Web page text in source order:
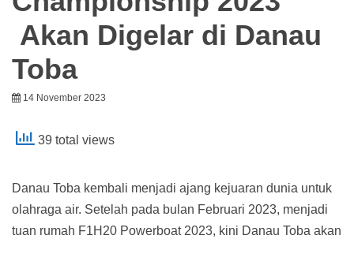
Akan Digelar di Danau
Toba
14 November 2023
39 total views
Danau Toba kembali menjadi ajang kejuaran dunia untuk
olahraga air. Setelah pada bulan Februari 2023, menjadi
tuan rumah F1H20 Powerboat 2023, kini Danau Toba akan